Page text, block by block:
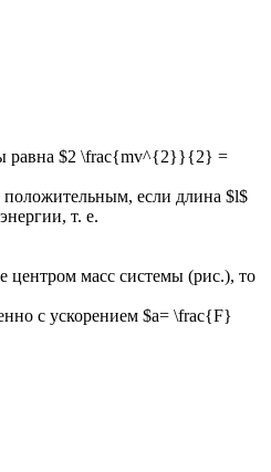
равна $2 \frac{mv^{2}}{2} =
если длина $l$
т. е.
центром масс системы (рис.), то
с ускорением $a= \frac{F}